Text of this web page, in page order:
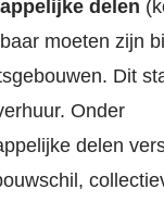
delen
moeten zijn
Dit
Onder
delen